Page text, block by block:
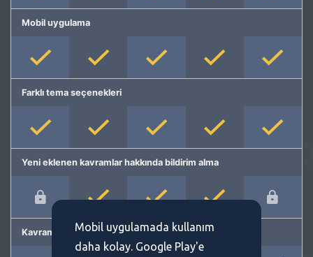
Mobil uygulama
Farklı tema seçenekleri
Yeni eklenen kavramlar hakkında bildirim alma
Kavram önermeMobil uygulamada kullanım
daha kolay. Google Play'e